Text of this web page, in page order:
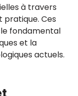
à travers
pratique. Ces
fondamental
et la
actuels.